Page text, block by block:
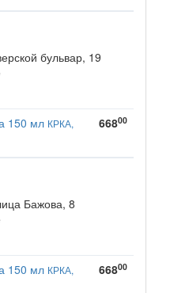
бульвар, 19
150 мл КРКА,
66800
Бажова, 8
150 мл КРКА,
66800